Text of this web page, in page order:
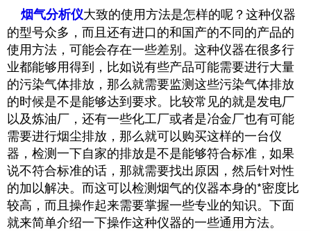
烟气分析仪大致的使用方法是怎样的呢？这种仪器
的型号众多，而且还有进口的和国产的不同的产品的
使用方法，可能会存在一些差别。这种仪器在很多行
业都能够用得到，比如说有些产品可能需要进行大量
的污染气体排放，那么就需要监测这些污染气体排放
的时候是不是能够达到要求。比较常见的就是发电厂
以及炼油厂，还有一些化工厂或者是冶金厂也有可能
需要进行烟尘排放，那么就可以购买这样的一台仪
器，检测一下自家的排放是不是能够符合标准，如果
说不符合标准的话，那就需要找出原因，然后针对性
的加以解决。而这可以检测烟气的仪器本身的*密度比
较高，而且操作起来需要掌握一些专业的知识。下面
就来简单介绍一下操作这种仪器的一些通用方法。